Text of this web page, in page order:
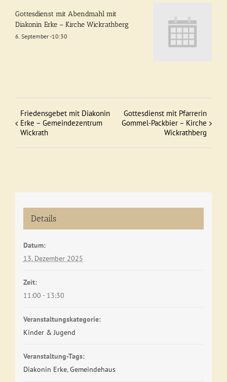
Gottesdienst mit Abendmahl mit
Diakonin Erke – Kirche Wickrathberg
6. September -10:30
Veranstaltung
Navigation
Friedensgebet mit Diakonin
Erke – Gemeindezentrum
Wickrath
Gottesdienst mit Pfarrerin
Gommel-Packbier – Kirche
Wickrathberg
Details
Datum:
13. Dezember 2025
Zeit:
11:00 - 13:30
Veranstaltungskategorie:
Kinder & Jugend
Veranstaltung-Tags:
Diakonin Erke,Gemeindehaus